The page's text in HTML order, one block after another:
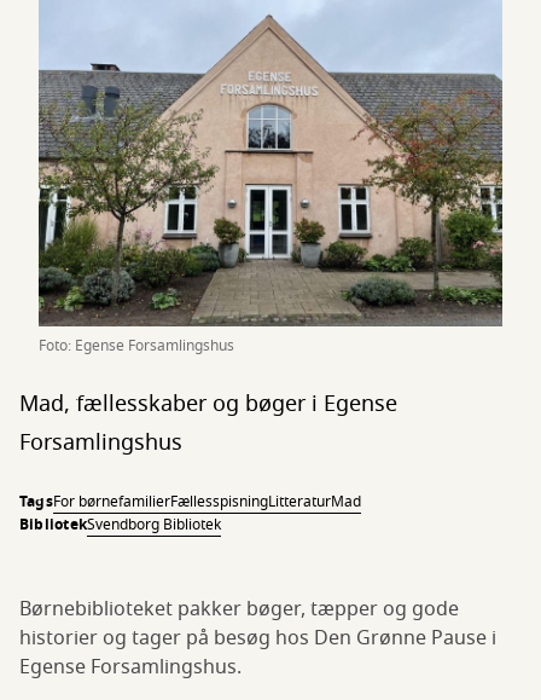
Foto: Egense Forsamlingshus
Mad, fællesskaber og bøger i Egense
Forsamlingshus
TagsFor børnefamilierFællesspisningLitteraturMad
BibliotekSvendborg Bibliotek
Børnebiblioteket pakker bøger, tæpper og gode
historier og tager på besøg hos Den Grønne Pause i
Egense Forsamlingshus.